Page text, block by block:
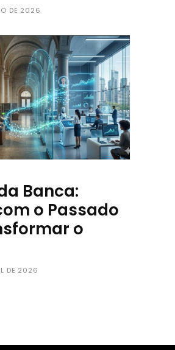
DE 2026
Banca:
o Passado
o
DE 2026